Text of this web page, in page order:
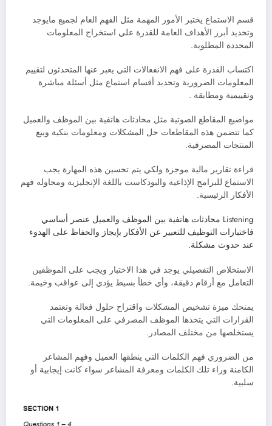
قسم الاستماع يختبر الأمور المهمة مثل الفهم العام لجميع مايوجد
وتحديد أبرز الأهداف العامة للقدرة علي استخراج المعلومات
المحددة المطلوبة.
اكتساب القدرة على فهم الانفعالات التي يعبر عنها المتحدثون لتقييم
المعلومات الضرورية وتحديد أقسام استماع مثل أسئلة مباشرة
وتقييمية ومطابقة .
مواضيع المقاطع الصوتية مثل محادثات هاتفية بين الموظف والعميل
كما تتضمن هذه المقاطعات حل المشكلات ومعلومات بنكية وبيع
المنتجات المصرفية.
قراءة تقارير مالية موجزة ولكي يتم تحسين هذه المهارة يجب
الاستماع للبرامج الإذاعية والبودكاست باللغة الإنجليزية ومحاوله فهم
الأفكار الرئيسية.
Listening محادثات هاتفية بين الموظف والعميل عنصر أساسي
فاختبارات التوظيف للتعبير عن الأفكار بإيجاز والحفاظ على الهدوء
عند حدوث مشكلة.
الاستخلاص التفصيلي يوجد في هذا الاختبار ويجب على الموظفين
التعامل مع أرقام دقيقة، وأي خطأ بسيط يؤدي إلى عواقب وخيمة.
يمنحك ميزة تشخيص المشكلات واقتراح حلول فعالة وتعتمد
القرارات التي يتخذها الموظف المصرفي على المعلومات التي
يستخلصها من مختلف المصادر.
من الضروري فهم الكلمات التي ينطقها العميل وفهم المشاعر
الكامنة وراء تلك الكلمات ومعرفة المشاعر سواء كانت إيجابية أو
سلبية.